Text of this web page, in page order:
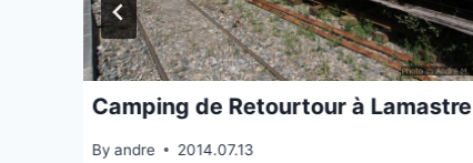
Camping de Retourtour à Lamastre
By andre 2014.07.13